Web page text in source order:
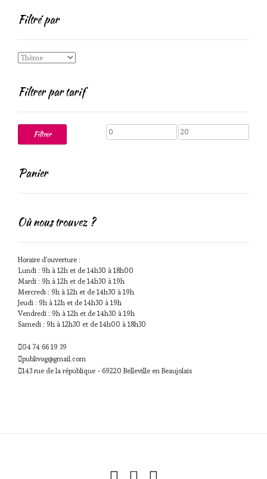
Filtré par
Filtrer par tarif
Prix
Prix
Filtrer
Panier
Où nous trouvez ?
Horaire d'ouverture :
Lundi : 9h à 12h et de 14h30 à 18h00
Mardi : 9h à 12h et de 14h30 à 19h
Mercredi : 9h à 12h et de 14h30 à 19h
Jeudi : 9h à 12h et de 14h30 à 19h
Vendredi : 9h à 12h et de 14h30 à 19h
Samedi : 9h à 12h30 et de 14h00 à 18h30
04 74 66 19 39
publivog@gmail.com
143 rue de la république - 69220 Belleville en Beaujolais